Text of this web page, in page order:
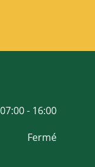
07:00 - 16:00
Fermé